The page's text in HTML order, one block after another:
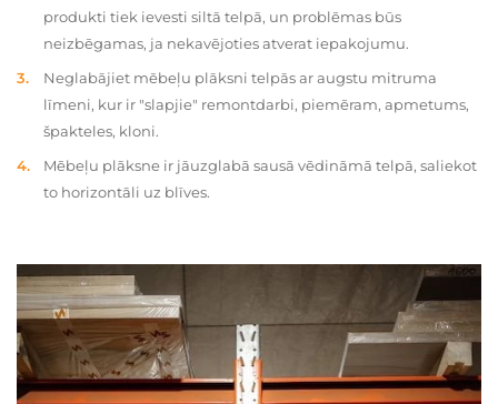
produkti tiek ievesti siltā telpā, un problēmas būs
neizbēgamas, ja nekavējoties atverat iepakojumu.
Neglabājiet mēbeļu plāksni telpās ar augstu mitruma
līmeni, kur ir "slapjie" remontdarbi, piemēram, apmetums,
špakteles, kloni.
Mēbeļu plāksne ir jāuzglabā sausā vēdināmā telpā, saliekot
to horizontāli uz blīves.